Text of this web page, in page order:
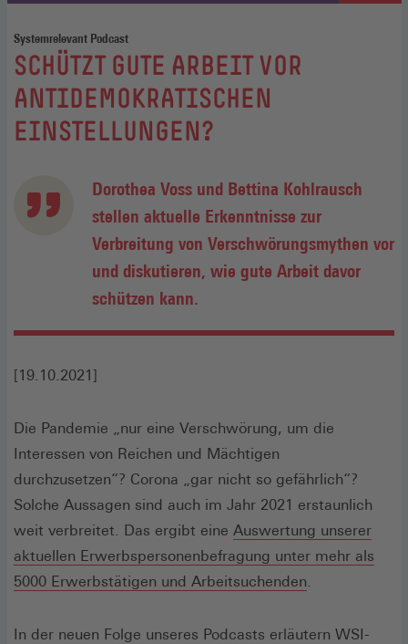
Systemrelevant Podcast
:
SCHÜTZT GUTE ARBEIT VOR
ANTIDEMOKRATISCHEN
EINSTELLUNGEN?
Dorothea Voss und Bettina Kohlrausch
stellen aktuelle Erkenntnisse zur
Verbreitung von Verschwörungsmythen vor
und diskutieren, wie gute Arbeit davor
schützen kann.
[19.10.2021]
Die Pandemie „nur eine Verschwörung, um die
Interessen von Reichen und Mächtigen
durchzusetzen“? Corona „gar nicht so gefährlich“?
Solche Aussagen sind auch im Jahr 2021 erstaunlich
weit verbreitet. Das ergibt eine Auswertung unserer
aktuellen Erwerbspersonenbefragung unter mehr als
5000 Erwerbstätigen und Arbeitsuchenden
einem
In der neuen Folge unseres Podcasts erläutern WSI-